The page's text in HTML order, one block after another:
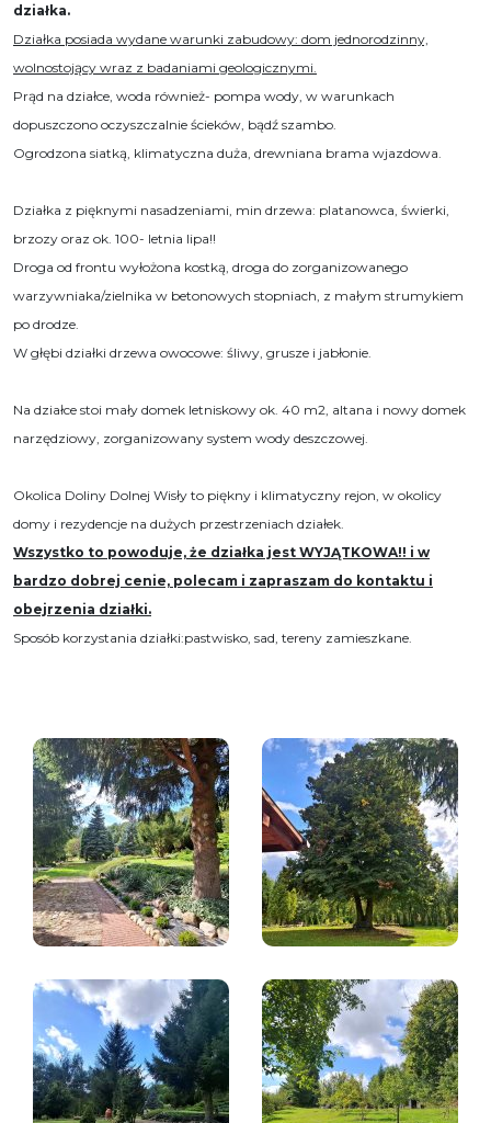
działka.
Działka posiada wydane warunki zabudowy: dom jednorodzinny,
wolnostojący wraz z badaniami geologicznymi.
Prąd na działce, woda również- pompa wody, w warunkach
dopuszczono oczyszczalnie ścieków, bądź szambo.
Ogrodzona siatką, klimatyczna duża, drewniana brama wjazdowa.
Działka z pięknymi nasadzeniami, min drzewa: platanowca, świerki,
brzozy oraz ok. 100- letnia lipa!!
Droga od frontu wyłożona kostką, droga do zorganizowanego
warzywniaka/zielnika w betonowych stopniach, z małym strumykiem
po drodze.
W głębi działki drzewa owocowe: śliwy, grusze i jabłonie.
Na działce stoi mały domek letniskowy ok. 40 m2, altana i nowy domek
narzędziowy, zorganizowany system wody deszczowej.
Okolica Doliny Dolnej Wisły to piękny i klimatyczny rejon, w okolicy
domy i rezydencje na dużych przestrzeniach działek.
Wszystko to powoduje, że działka jest WYJĄTKOWA!! i w
bardzo dobrej cenie, polecam i zapraszam do kontaktu i
obejrzenia działki.
Sposób korzystania działki:pastwisko, sad, tereny zamieszkane.